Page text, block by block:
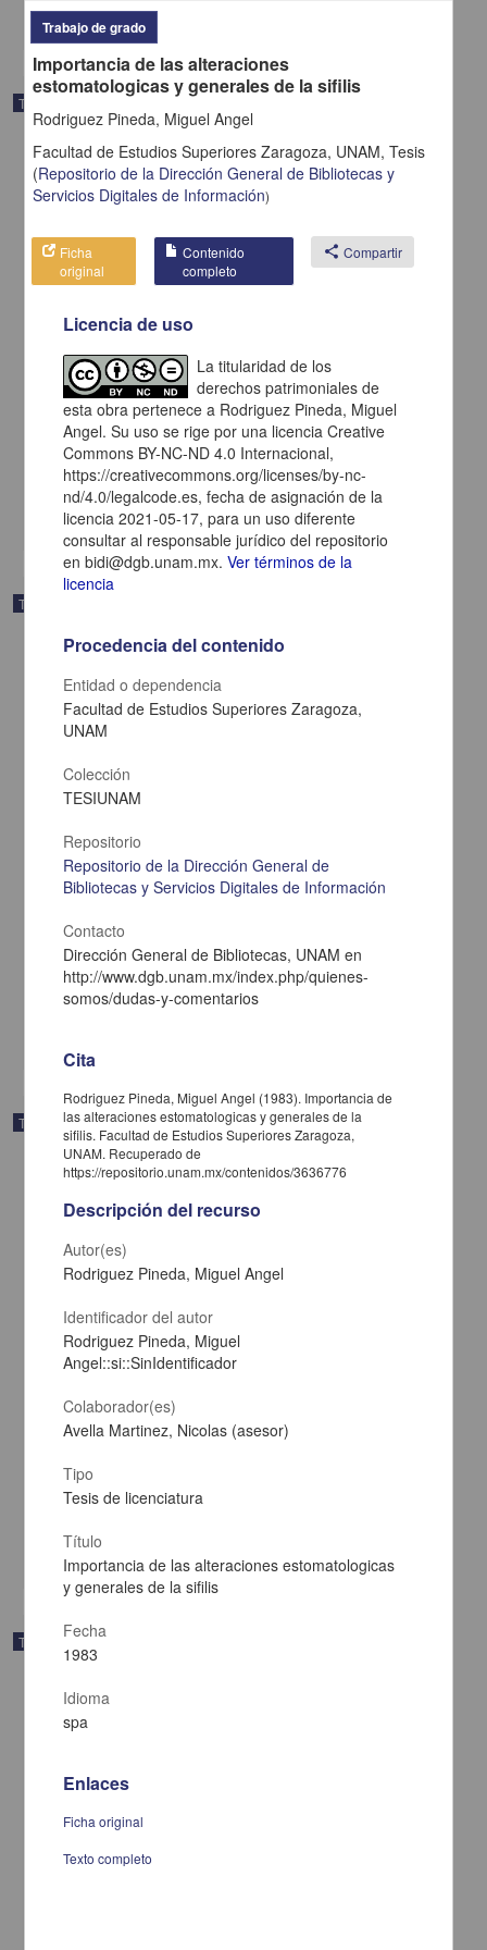
Trabajo de grado
Accidentes en endodoncia y su tratamiento
Munguia Monroy, Jorge; Parra Visoso, Martha Cecilia
Medicina y Ciencias de la Salud
Trabajo de grado
Perfil del uso de los analgesicos en la practica odontopediatrica
privada e institucional
Gonzalez Ramos, Felipe
Medicina y Ciencias de la Salud
Trabajo de grado
Manejo y tratamiento en pacientes con transtornos mentales
Carrasco Castro, Maria Guadalupe; Perez Rivas, Maria Dolores;
Corvera Gil, Marco Antonio
Trabajo de grado
Trabajo de grado
Importancia de las alteraciones
estomatologicas y generales de la sifilis
Rodriguez Pineda, Miguel Angel
Facultad de Estudios Superiores Zaragoza, UNAM, Tesis
(Repositorio de la Dirección General de Bibliotecas y
Servicios Digitales de Información)
Ficha
original
Contenido
completo
share Compartir
Licencia de uso
La titularidad de los
derechos patrimoniales de
esta obra pertenece a Rodriguez Pineda, Miguel
Angel. Su uso se rige por una licencia Creative
Commons BY-NC-ND 4.0 Internacional,
https://creativecommons.org/licenses/by-nc-
nd/4.0/legalcode.es, fecha de asignación de la
licencia 2021-05-17, para un uso diferente
consultar al responsable jurídico del repositorio
en bidi@dgb.unam.mx.Ver términos de la
licencia
Procedencia del contenido
Entidad o dependencia
Facultad de Estudios Superiores Zaragoza,
UNAM
Colección
TESIUNAM
Repositorio
Repositorio de la Dirección General de
Bibliotecas y Servicios Digitales de Información
Contacto
Dirección General de Bibliotecas, UNAM en
http://www.dgb.unam.mx/index.php/quienes-
somos/dudas-y-comentarios
Cita
Rodriguez Pineda, Miguel Angel (1983). Importancia de
las alteraciones estomatologicas y generales de la
sifilis. Facultad de Estudios Superiores Zaragoza,
UNAM. Recuperado de
https://repositorio.unam.mx/contenidos/3636776
Descripción del recurso
Autor(es)
Rodriguez Pineda, Miguel Angel
Identificador del autor
Rodriguez Pineda, Miguel
Angel::si::SinIdentificador
Colaborador(es)
Avella Martinez, Nicolas (asesor)
Tipo
Tesis de licenciatura
Título
Importancia de las alteraciones estomatologicas
y generales de la sifilis
Fecha
1983
Idioma
spa
Enlaces
Ficha original
Texto completo